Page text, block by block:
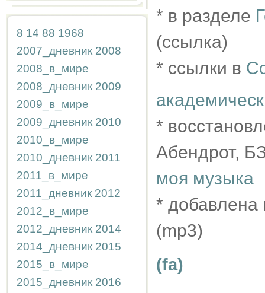
8 14 88 1968
2007_дневник 2008
2008_в_мире
2008_дневник 2009
2009_в_мире
2009_дневник 2010
2010_в_мире
2010_дневник 2011
2011_в_мире
2011_дневник 2012
2012_в_мире
2012_дневник 2014
2014_дневник 2015
2015_в_мире
2015_дневник 2016
* в разделе
(ссылка)
* ссылки в
*
Абендрот,
моя музыка
* добавлена
(mp3)
(fa)